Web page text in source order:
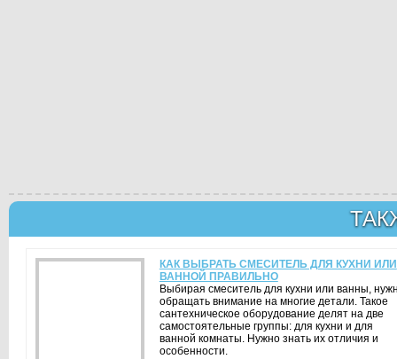
КАК ВЫБРАТЬ СМЕСИТЕЛЬ ДЛЯ КУХНИ ИЛИ
ВАННОЙ ПРАВИЛЬНО
Выбирая смеситель для кухни или ванны,
обращать внимание на многие детали. Такое
сантехническое оборудование делят на две
самостоятельные группы: для кухни и для
ванной комнаты. Нужно знать их отличия и
особенности.